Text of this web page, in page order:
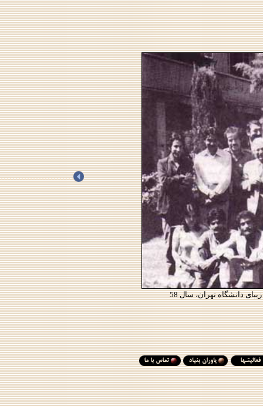
.........................
دانشگاه تهران، سال 58